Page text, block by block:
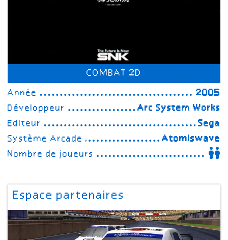
COMBAT 2D
Année
2005
Développeur
Arc System Works
Editeur
Sega
Système Arcade
Atomiswave
Nombre de joueurs
Espace partenaires